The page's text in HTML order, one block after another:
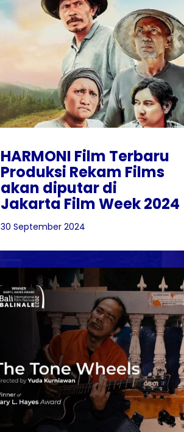
HARMONI Film Terbaru
Produksi Rekam Films
akan diputar di
Jakarta Film Week 2024
30 September 2024